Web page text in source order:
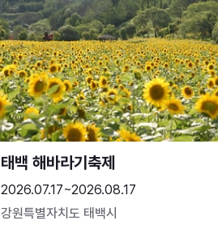
태백 해바라기축제
2026.07.17~2026.08.17
강원특별자치도 태백시